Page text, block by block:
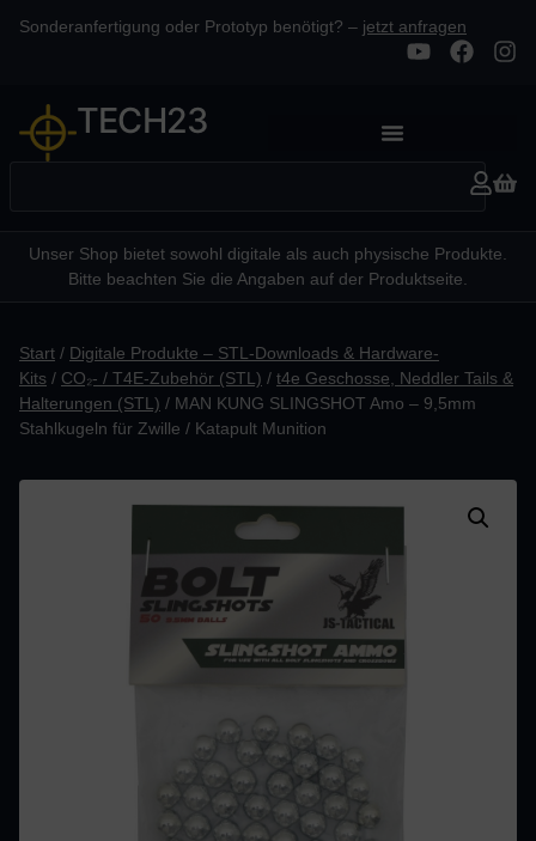
Sonderanfertigung oder Prototyp benötigt? – jetzt anfragen
TECH23
Unser Shop bietet sowohl digitale als auch physische Produkte.
Bitte beachten Sie die Angaben auf der Produktseite.
Start / Digitale Produkte – STL-Downloads & Hardware-
Kits / CO₂- / T4E-Zubehör (STL) / t4e Geschosse, Neddler Tails &
Halterungen (STL) / MAN KUNG SLINGSHOT Amo – 9,5mm
Stahlkugeln für Zwille / Katapult Munition